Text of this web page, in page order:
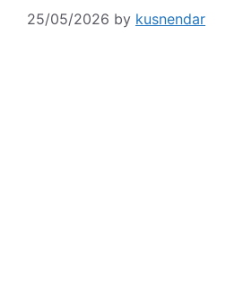
25/05/2026 by kusnendar